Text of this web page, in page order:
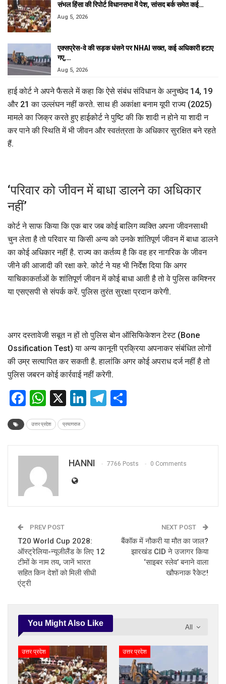
संभल हिंसा की रिपोर्ट विधानसभा में पेश, सांसद बर्क समेत कई…
Aug 5, 2026
एक्सप्रेस-वे की सड़क धंसने पर NHAI सख्त, कई अधिकारी हटाए
गए,…
Aug 5, 2026
हाई कोर्ट ने अपने फैसले में कहा कि ऐसे संबंध संविधान के अनुच्छेद 14, 19
और 21 का उल्लंघन नहीं करते. साथ ही अकांक्षा बनाम यूपी राज्य (2025)
मामले का जिक्र करते हुए हाईकोर्ट ने पुष्टि की कि शादी न होने या शादी न
कर पाने की स्थिति में भी जीवन और स्वतंत्रता के अधिकार सुरक्षित बने रहते
हैं.
‘परिवार को जीवन में बाधा डालने का अधिकार
नहीं’
कोर्ट ने साफ किया कि एक बार जब कोई बालिग व्यक्ति अपना जीवनसाथी
चुन लेता है तो परिवार या किसी अन्य को उनके शांतिपूर्ण जीवन में बाधा डालने
का कोई अधिकार नहीं है. राज्य का कर्तव्य है कि वह हर नागरिक के जीवन
जीने की आजादी की रक्षा करे. कोर्ट ने यह भी निर्देश दिया कि अगर
याचिकाकर्ताओं के शांतिपूर्ण जीवन में कोई बाधा आती है तो वे पुलिस कमिश्नर
या एसएसपी से संपर्क करें. पुलिस तुरंत सुरक्षा प्रदान करेगी.
अगर दस्तावेजी सबूत न हों तो पुलिस बोन ऑसिफिकेशन टेस्ट (Bone
Ossification Test) या अन्य कानूनी प्रक्रिया अपनाकर संबंधित लोगों
की उम्र सत्यापित कर सकती है. हालांकि अगर कोई अपराध दर्ज नहीं है तो
पुलिस जबरन कोई कार्रवाई नहीं करेगी.
Facebook
WhatsApp
X LinkedIn
Telegram
उत्तर प्रदेश प्रयागराज
HANNI 7766 Posts 0 Comments
PREV POST
T20 World Cup 2028:
ऑस्ट्रेलिया-न्यूजीलैंड के लिए 12
टीमों के नाम तय, जानें भारत
सहित किन देशों को मिली सीधी
एंट्री
NEXT POST
बैंकॉक में नौकरी या मौत का जाल?
झारखंड CID ने उजागर किया
‘साइबर स्लेव’ बनाने वाला
खौफनाक रैकेट!
All
You Might Also Like
उत्तर प्रदेश उत्तर प्रदेश